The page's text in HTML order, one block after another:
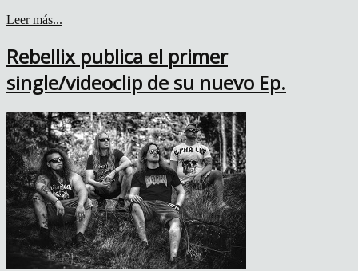
Leer más...
Rebellix publica el primer
single/videoclip de su nuevo Ep.